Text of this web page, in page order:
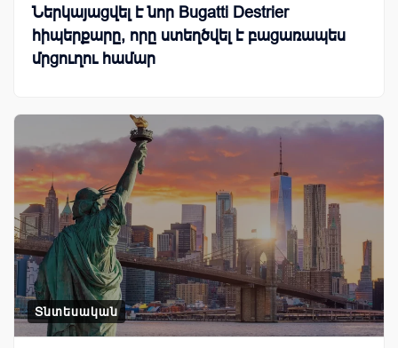
Ներկայացվել է նոր Bugatti Destrier
հիպերքարը, որը ստեղծվել է բացառապես
մրցուղու համար
Տնտեսական